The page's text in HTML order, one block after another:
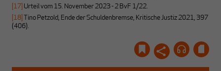
[17] Urteil vom 15. November 2023 - 2 BvF 1/22.
[18]
Tino Petzold, Ende der Schuldenbremse, Kritische Justiz 2021, 397
(406).